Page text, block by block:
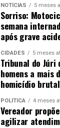
NOTÍCIAS 5 meses
Sorriso:
semana
após grave
CIDADES 5 meses
Tribunal do Júri
homens a mais
homicídio
POLÍTICA 4 meses
Vereador
agilizar